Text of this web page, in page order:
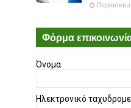
Φόρμα
Όνομα
Ηλεκτρονικό